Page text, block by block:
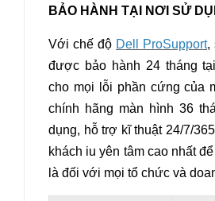
BẢO HÀNH TẠI NƠI SỬ
Với chế độ Dell ProSupport,
được bảo hành 24 tháng
cho mọi lỗi phần cứng của
chính hãng màn hình 36
dụng, hỗ trợ kĩ thuật 24/7/
khách iu yên tâm cao nhất
là đối với mọi tổ chức và